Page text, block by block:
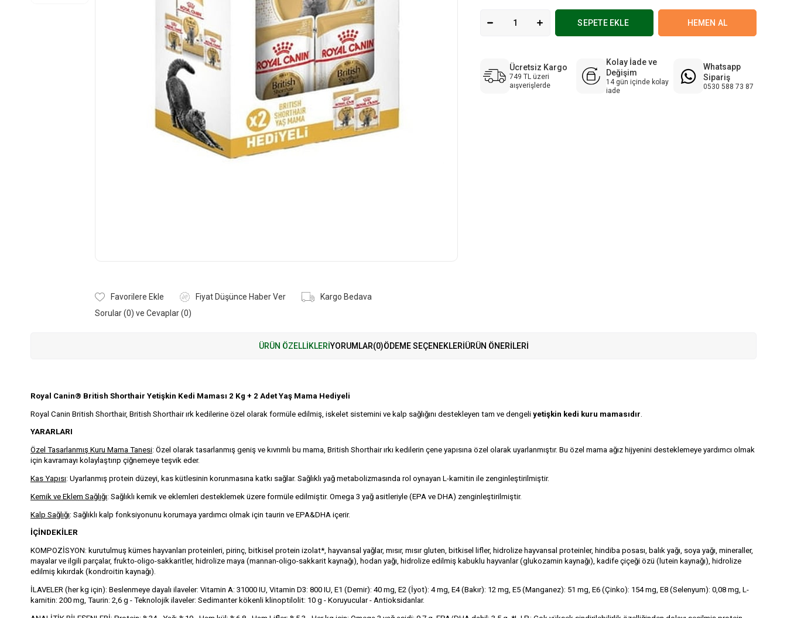
Favorilere Ekle Fiyat Düşünce Haber Ver
Kargo Bedava
Sorular (0) ve Cevaplar (0)
Ücretsiz Kargo
749 TL üzeri
aışverişlerde
Kolay İade ve
Değişim
14 gün içinde kolay
iade
Whatsapp
Sipariş
0530 588 73 87
ÜRÜN ÖZELLIKLERIYORUMLAR(0)ÖDEME SEÇENEKLERIÜRÜN ÖNERILERI
Royal Canin® British Shorthair Yetişkin Kedi Maması 2 Kg + 2 Adet Yaş Mama Hediyeli
Royal Canin British Shorthair, British Shorthair ırk kedilerine özel olarak formüle edilmiş, iskelet sistemini ve kalp sağlığını destekleyen tam ve dengeli yetişkin kedi kuru mamasıdır
YARARLARI
Özel Tasarlanmış Kuru Mama Tanesi: Özel olarak tasarlanmış geniş ve kıvrımlı bu mama, British Shorthair ırkı kedilerin çene yapısına özel olarak uyarlanmıştır. Bu özel mama ağız hijyenini desteklemeye yardımcı olmak
için kavramayı kolaylaştırıp çiğnemeye teşvik eder.
Kas Yapısı: Uyarlanmış protein düzeyi, kas kütlesinin korunmasına katkı sağlar. Sağlıklı yağ metabolizmasında rol oynayan L-karnitin ile zenginleştirilmiştir.
Kemik ve Eklem Sağlığı: Sağlıklı kemik ve eklemleri desteklemek üzere formüle edilmiştir. Omega 3 yağ asitleriyle (EPA ve DHA) zenginleştirilmiştir.
Kalp Sağlığı: Sağlıklı kalp fonksiyonunu korumaya yardımcı olmak için taurin ve EPA&DHA içerir.
İÇİNDEKİLER
KOMPOZİSYON: kurutulmuş kümes hayvanları proteinleri, pirinç, bitkisel protein izolat*, hayvansal yağlar, mısır, mısır gluten, bitkisel lifler, hidrolize hayvansal proteinler, hindiba posası, balık yağı, soya yağı, mineraller,
mayalar ve ilgili parçalar, frukto-oligo-sakkaritler, hidrolize maya (mannan-oligo-sakkarit kaynağı), hodan yağı, hidrolize edilmiş kabuklu hayvanlar (glukozamin kaynağı), kadife çiçeği özü (lutein kaynağı), hidrolize
edilmiş kıkırdak (kondroitin kaynağı).
İLAVELER (her kg için): Beslenmeye dayalı ilaveler: Vitamin A: 31000 IU, Vitamin D3: 800 IU, E1 (Demir): 40 mg, E2 (İyot): 4 mg, E4 (Bakır): 12 mg, E5 (Manganez): 51 mg, E6 (Çinko): 154 mg, E8 (Selenyum): 0,08 mg, L-
karnitin: 200 mg, Taurin: 2,6 g - Teknolojik ilaveler: Sedimanter kökenli klinoptilolit: 10 g - Koruyucular - Antioksidanlar.